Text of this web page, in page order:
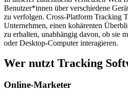
Benutzer*innen über verschiedene
zu verfolgen. Cross-Platform Tracking
Unternehmen, einen kohärenten
zu erhalten, unabhängig davon, ob sie
oder Desktop-Computer interagieren.
Wer nutzt Tracking
Online-Marketer